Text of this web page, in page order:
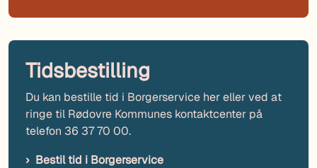
Tidsbestilling
Du kan bestille tid i Borgerservice her eller ved at
ringe til Rødovre Kommunes kontaktcenter på
telefon 36 37 70 00.
Bestil tid i Borgerservice